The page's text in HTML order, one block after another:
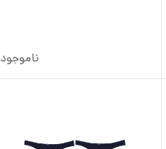
ناموجود